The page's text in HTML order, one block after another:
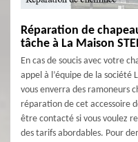
Réparation de
tâche à La Maison
En cas de soucis avec votre
appel à l’équipe de la société
vous enverra des ramoneurs
réparation de cet accessoire
être contacté si vous voulez
des tarifs abordables. Pour